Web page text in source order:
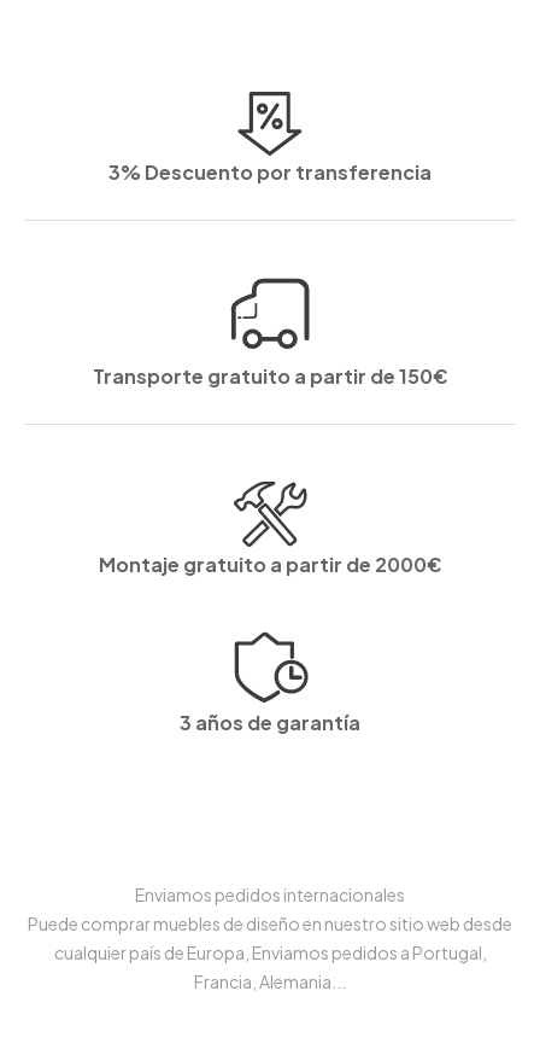
3% Descuento por transferencia
Transporte gratuito a partir de 150€
Montaje gratuito a partir de 2000€
3 años de garantía
Enviamos pedidos internacionales
Puede comprar muebles de diseño en nuestro sitio web desde
cualquier país de Europa, Enviamos pedidos a Portugal,
Francia, Alemania...